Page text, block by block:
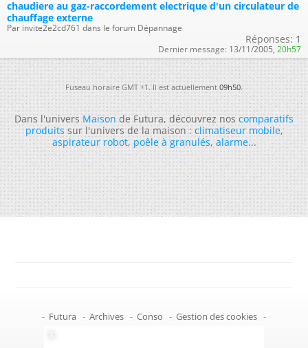
chaudiere au gaz-raccordement electrique d'un circulateur de
chauffage externe
Par invite2e2cd761 dans le forum Dépannage
Réponses: 1
Dernier message: 13/11/2005, 20h57
Fuseau horaire GMT +1. Il est actuellement09h50.
Dans l'universMaisonde Futura, découvrez noscomparatifs
produitssur l'univers de la maison :climatiseur mobile,
aspirateur robot,poêle à granulés,alarme...
- Futura - Archives - Conso - Gestion des cookies -